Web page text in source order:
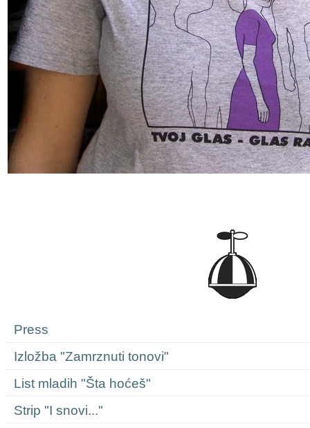
Press
Izložba "Zamrznuti tonovi"
List mladih "Šta hoćeš"
Strip "I snovi..."